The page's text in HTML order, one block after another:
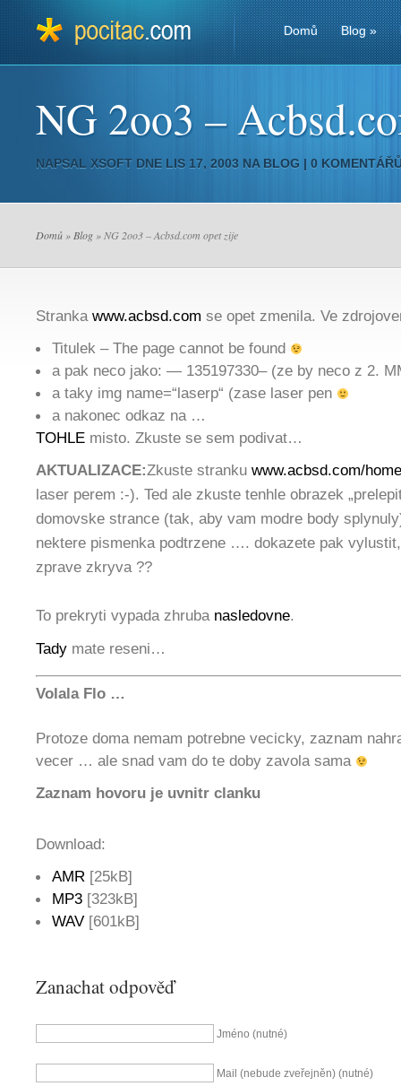
Domů Blog»
NG 2oo3 –
NAPSAL XSOFT DNE LIS 17, 2003 NA BLOG | 0
Domů » Blog » NG 2oo3 – Acbsd.com opet zije
Stranka www.acbsd.com se opet zmenila. Ve
Titulek – The page cannot be found
a pak neco jako: — 135197330– (ze by neco z 2.
a taky img name=“laserp“ (zase laser pen
a nakonec odkaz na …
TOHLE misto. Zkuste se sem podivat…
AKTUALIZACE:Zkuste stranku www.acbsd.com/home
laser perem :-). Ted ale zkuste tenhle obrazek
domovske strance (tak, aby vam modre body
nektere pismenka podtrzene …. dokazete pak
zprave zkryva ??
To prekryti vypada zhruba nasledovne.
Tady mate reseni…
Volala Flo …
Protoze doma nemam potrebne vecicky, zaznam
vecer … ale snad vam do te doby zavola sama
Zaznam hovoru je uvnitr clanku
Download:
AMR [25kB]
MP3 [323kB]
WAV [601kB]
Zanachat odpověď
Jméno (nutné)
Mail (nebude zveřejněn) (nutné)